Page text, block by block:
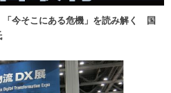
「今そこにある危機」を読み解く 国